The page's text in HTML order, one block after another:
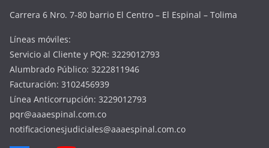
Carrera 6 Nro. 7-80 barrio El Centro – El Espinal – Tolima
Líneas móviles:
Servicio al Cliente y PQR: 3229012793
Alumbrado Público: 3222811946
Facturación: 3102456939
Línea Anticorrupción: 3229012793
pqr@aaaespinal.com.co
notificacionesjudiciales@aaaespinal.com.co